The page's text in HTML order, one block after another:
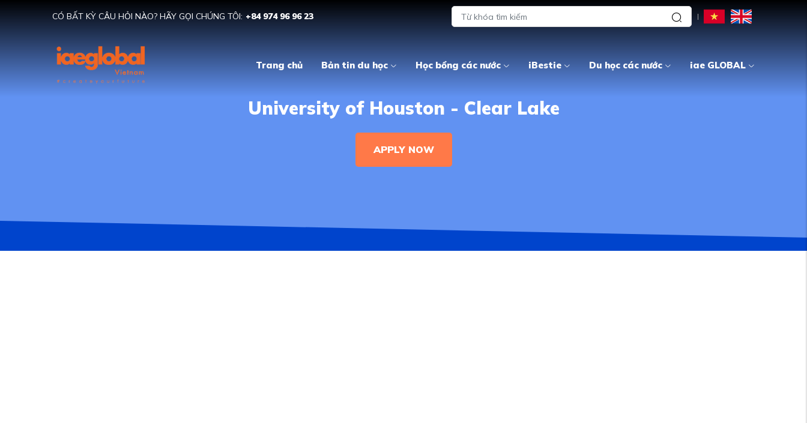
CÓ BẤT KỲ CÂU HỎI NÀO? HÃY GỌI CHÚNG TÔI: +84 974 96 96 23
Trang chủ Bản tin du học Học bổng các nước iBestie Du học các nước iae GLOBAL
University of Houston - Clear Lake
APPLY NOW